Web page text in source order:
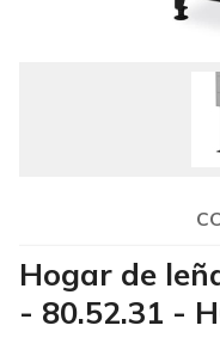
Hogar de
- 80.52.31 -